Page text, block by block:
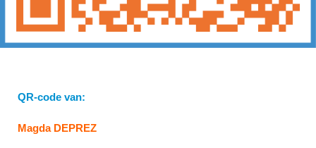
QR-code van:
Magda DEPREZ